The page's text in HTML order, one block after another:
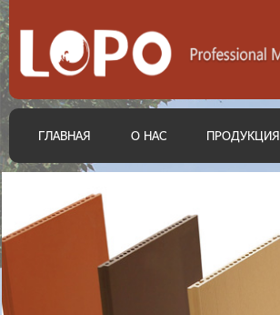
ГЛАВНАЯ О НАС ПРОДУКЦИЯ